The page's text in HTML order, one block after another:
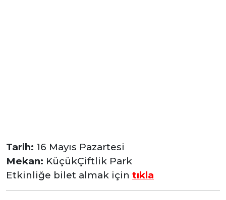
Tarih: 16 Mayıs Pazartesi
Mekan: KüçükÇiftlik Park
Etkinliğe bilet almak için tıkla